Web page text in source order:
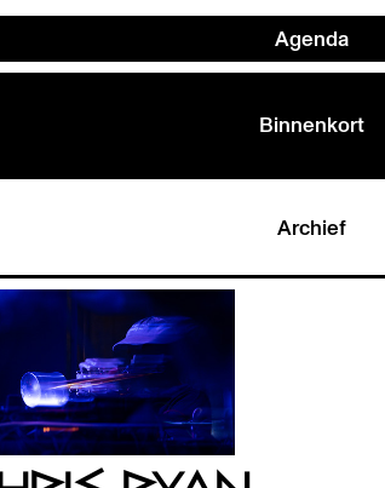
Agenda
Binnenkort
Archief